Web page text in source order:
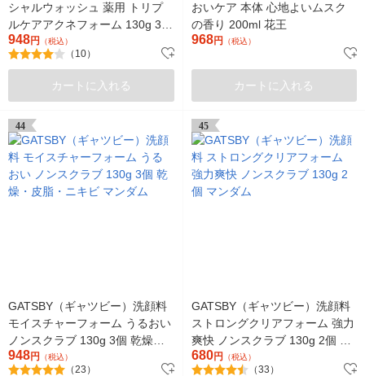
シャルウォッシュ 薬用 トリプ
ルケアアクネフォーム 130g 3個
マンダム
948円 （税込）
（10）
カートに入れる
おいケア 本体 心地よいムスク
の香り 200ml 花王
968円 （税込）
カートに入れる
44
GATSBY（ギャツビー）洗顔料
モイスチャーフォーム うるおい
ノンスクラブ 130g 3個 乾燥・
皮脂・ニキビ マンダム
948円 （税込）
（23）
45
GATSBY（ギャツビー）洗顔料
ストロングクリアフォーム 強力
爽快 ノンスクラブ 130g 2個 マ
ンダム
680円 （税込）
（33）